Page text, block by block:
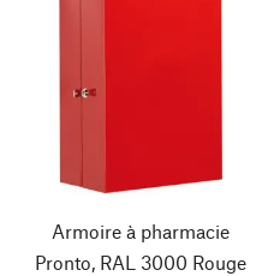
Armoire à pharmacie
Pronto, RAL 3000 Rouge